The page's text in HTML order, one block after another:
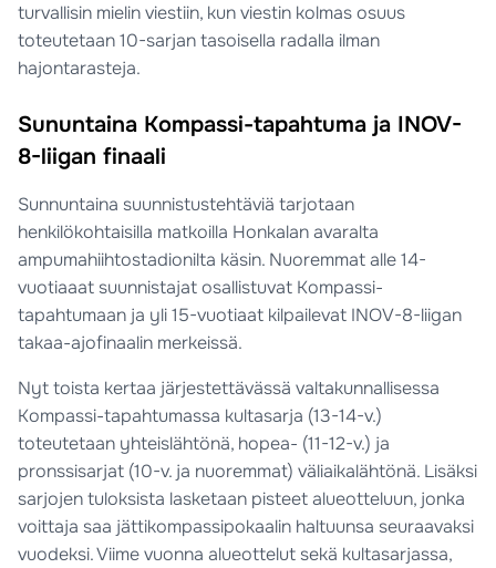
turvallisin mielin viestiin, kun viestin kolmas osuus
toteutetaan 10-sarjan tasoisella radalla ilman
hajontarasteja.
Sununtaina Kompassi-tapahtuma ja INOV-
8-liigan finaali
Sunnuntaina suunnistustehtäviä tarjotaan
henkilökohtaisilla matkoilla Honkalan avaralta
ampumahiihtostadionilta käsin. Nuoremmat alle 14-
vuotiaaat suunnistajat osallistuvat Kompassi-
tapahtumaan ja yli 15-vuotiaat kilpailevat INOV-8-liigan
takaa-ajofinaalin merkeissä.
Nyt toista kertaa järjestettävässä valtakunnallisessa
Kompassi-tapahtumassa kultasarja (13-14-v.)
toteutetaan yhteislähtönä, hopea- (11-12-v.) ja
pronssisarjat (10-v. ja nuoremmat) väliaikalähtönä. Lisäksi
sarjojen tuloksista lasketaan pisteet alueotteluun, jonka
voittaja saa jättikompassipokaalin haltuunsa seuraavaksi
vuodeksi. Viime vuonna alueottelut sekä kultasarjassa,